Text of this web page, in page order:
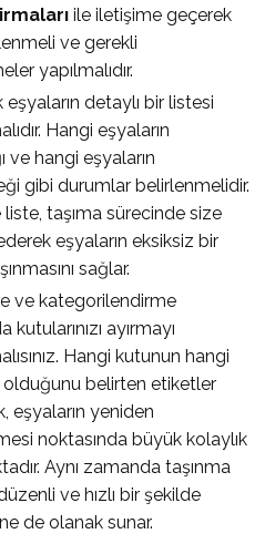
ile iletişime geçerek
ve gerekli
yapılmalıdır.
eşyaların detaylı bir listesi
Hangi eşyaların
ve hangi eşyaların
gibi durumlar belirlenmelidir.
liste, taşıma sürecinde size
eşyaların eksiksiz bir
sağlar.
ve kategorilendirme
kutularınızı ayırmayı
Hangi kutunun hangi
belirten etiketler
eşyaların yeniden
noktasında büyük kolaylık
Aynı zamanda taşınma
ve hızlı bir şekilde
de olanak sunar.